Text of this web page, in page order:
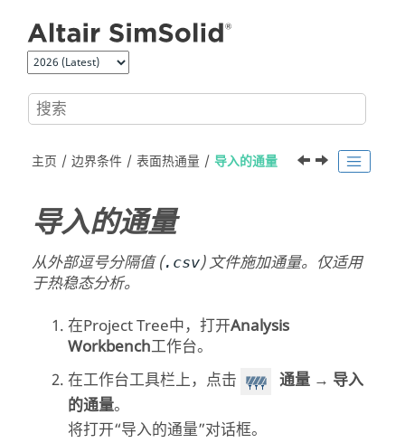
主页 边界条件 表面热通量 导入的通量
导入的通量
从外部逗号分隔值 (.csv) 文件施加通量。仅适用
于热稳态分析。
在Project Tree中，打开Analysis
Workbench工作台。
在工作台工具栏上，点击
通量 → 导入
的通量。
将打开“导入的通量”对话框。